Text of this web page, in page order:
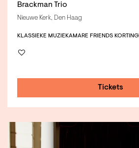
Brackman Trio
Nieuwe Kerk, Den Haag
KLASSIEKE MUZIEKAMARE FRIENDS KORTING
Tickets